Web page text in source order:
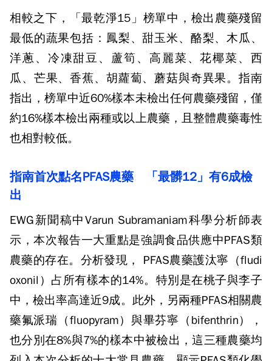
相較之下，「最乾淨15」榜單中，檢出農藥殘留
最低的蔬果包括：鳳梨、甜玉米、酪梨、木瓜、
洋蔥、冷凍甜豆、蘆筍、高麗菜、花椰菜、西
瓜、芒果、香蕉、胡蘿蔔、蘑菇與奇異果。指南
指出，榜單中近60%樣本未檢出任何農藥殘留，僅
約16%樣本檢出兩種或以上農藥，且整體農藥毒性
也相對較低。
指南首次點名PFAS農藥 「最髒12」有6成檢
出
EWG新聞稿中Varun Subramaniam科學分析師表
示，本次報告一大重點是強調食品供應中PFAS類
農藥的存在。分析發現， PFAS農藥護汰寧（fludi
oxonil）占所有樣本的14%。特別是在桃子與李子
中，檢出率高達近9成。此外，另兩種PFAS相關農
藥氟派瑞（fluopyram）與畢芬寧（bifenthrin），
也分別在8%與7%的樣本中被檢出，這三種農藥均